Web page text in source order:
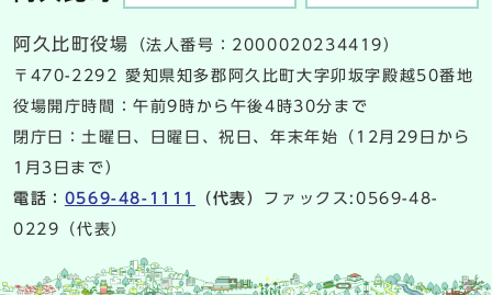
阿久比町役場
（法人番号：2000020234419）
〒470-2292 愛知県知多郡阿久比町大字卯坂字殿越50番地
役場開庁時間：午前9時から午後4時30分まで
閉庁日：土曜日、日曜日、祝日、年末年始（12月29日から
1月3日まで）
電話： 0569-48-1111 （代表） ファックス:0569-48-
0229（代表）